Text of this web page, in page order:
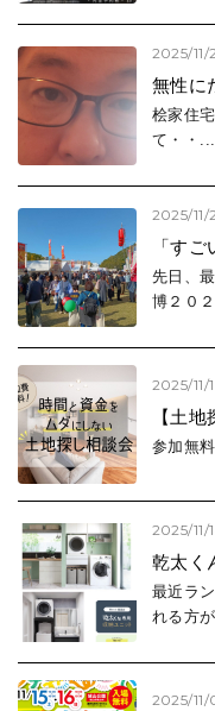
2025/11/
無性に
桧家住
て・・...
2025/11/
「す
先日、
博２０
2025/11/
【土
参加無
2025/11/
乾太く
最近ラ
れる方
2025/11/